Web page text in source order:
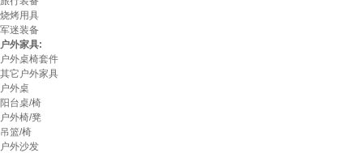
烧烤用具
军迷装备
户外家具:
户外桌椅套件
其它户外家具
户外桌
阳台桌/椅
户外椅/凳
吊篮/椅
户外沙发